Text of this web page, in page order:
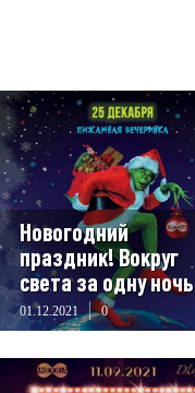
Новогодний
праздник! Вокруг
света за одну ночь
01.12.2021 0